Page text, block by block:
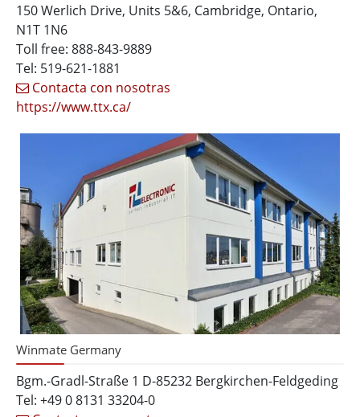
150 Werlich Drive, Units 5&6, Cambridge, Ontario,
N1T 1N6
Toll free: 888-843-9889
Tel: 519-621-1881
Contacta con nosotras
https://www.ttx.ca/
Winmate Germany
Bgm.-Gradl-Straße 1 D-85232 Bergkirchen-Feldgeding
Tel: +49 0 8131 33204-0